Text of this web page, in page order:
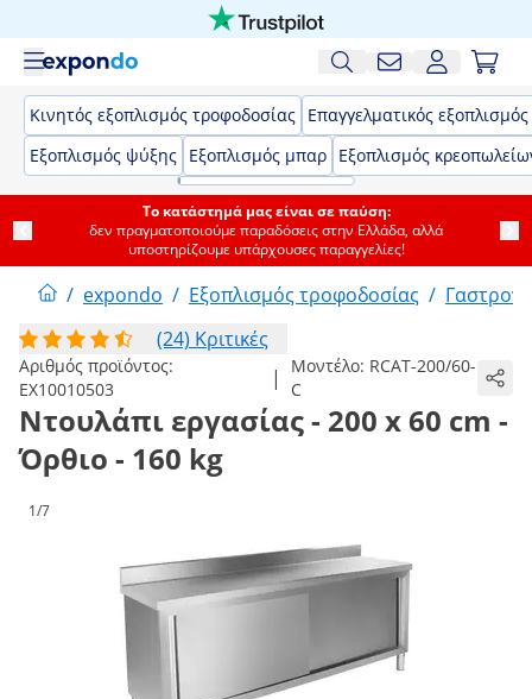
Κινητός εξοπλισμός τροφοδοσίας Επαγγελματικός
Εξοπλισμός ψύξης Εξοπλισμός μπαρ Εξοπλισμός
Το κατάστημά μας είναι σε παύση:
δεν πραγματοποιούμε παραδόσεις στην Ελλάδα, αλλά
υποστηρίζουμε υπάρχουσες παραγγελίες!
/ expondo / Εξοπλισμός τροφοδοσίας /
(24) Κριτικές
Αριθμός προϊόντος:
EX10010503
| Μοντέλο: RCAT-200/60-
C
Ντουλάπι εργασίας - 200 x 60 cm -
Όρθιο - 160 kg
1/7